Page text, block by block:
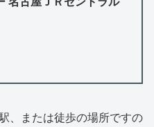
、または徒歩の場所ですの